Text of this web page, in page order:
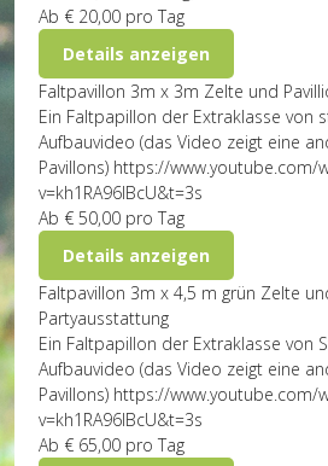
Ab € 20,00 pro Tag
Details anzeigen
Faltpavillon 3m x 3m Zelte und
Ein Faltpapillon der Extraklasse von
Aufbauvideo (das Video zeigt eine
Pavillons) https://www.youtube.com/
v=kh1RA96IBcU&t=3s
Ab € 50,00 pro Tag
Details anzeigen
Faltpavillon 3m x 4,5 m grün Zelte
Partyausstattung
Ein Faltpapillon der Extraklasse von
Aufbauvideo (das Video zeigt eine
Pavillons) https://www.youtube.com/
v=kh1RA96IBcU&t=3s
Ab € 65,00 pro Tag